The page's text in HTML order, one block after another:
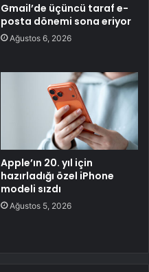
Gmail’de üçüncü taraf e-
posta dönemi sona eriyor
Ağustos 6, 2026
Apple’ın 20. yıl için
hazırladığı özel iPhone
modeli sızdı
Ağustos 5, 2026